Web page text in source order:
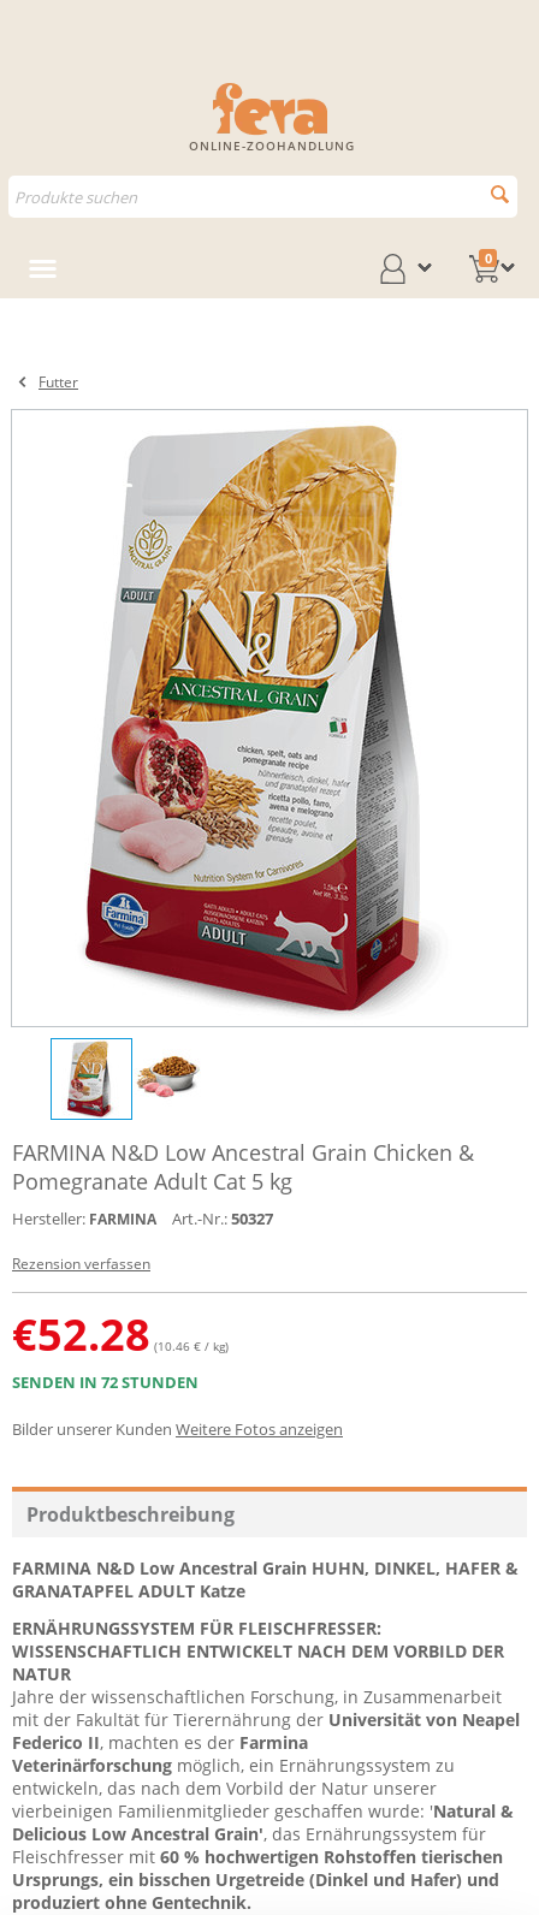
ONLINE-ZOOHANDLUNG
0
Futter
FARMINA N&D Low Ancestral Grain Chicken &
Pomegranate Adult Cat 5 kg
Hersteller: FARMINA Art.-Nr.:50327
Rezension verfassen
€52.28 (10.46 € / kg)
SENDEN IN 72 STUNDEN
Bilder unserer Kunden Weitere Fotos anzeigen
Produktbeschreibung
FARMINA N&D Low Ancestral Grain HUHN, DINKEL, HAFER &
GRANATAPFEL ADULT Katze
ERNÄHRUNGSSYSTEM FÜR FLEISCHFRESSER:
WISSENSCHAFTLICH ENTWICKELT NACH DEM VORBILD DER
NATUR
Jahre der wissenschaftlichen Forschung, in Zusammenarbeit
mit der Fakultät für Tierernährung der Universität von Neapel
Federico II, machten es der Farmina
Veterinärforschung möglich, ein Ernährungssystem zu
entwickeln, das nach dem Vorbild der Natur unserer
vierbeinigen Familienmitglieder geschaffen wurde: 'Natural &
Delicious Low Ancestral Grain', das Ernährungssystem für
Fleischfresser mit 60 % hochwertigen Rohstoffen tierischen
Ursprungs, ein bisschen Urgetreide (Dinkel und Hafer) und
produziert ohne Gentechnik.